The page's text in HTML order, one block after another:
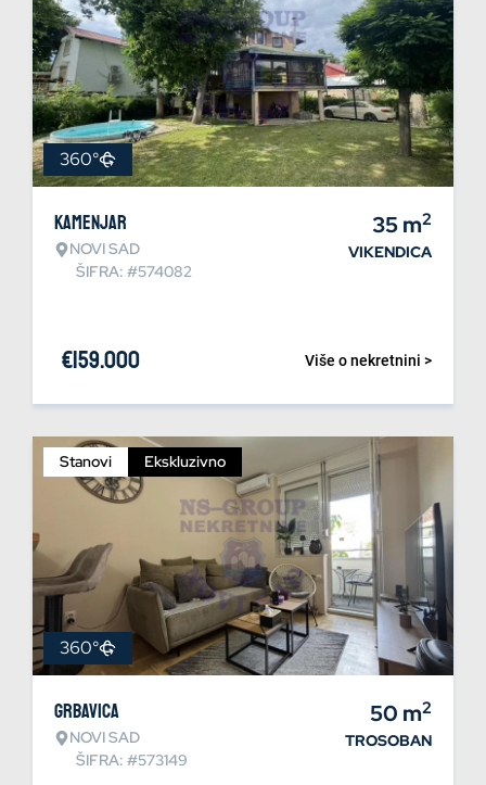
360°
Kamenjar
NOVI SAD
ŠIFRA: #574082
35m2
VIKENDICA
Više o nekretnini >
€159.000
Stanovi Ekskluzivno
360°
Grbavica
NOVI SAD
ŠIFRA: #573149
50 m2
TROSOBAN